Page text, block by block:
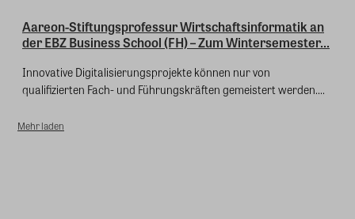
Aareon-Stiftungsprofessur Wirtschaftsinformatik an
der EBZ Business School (FH) – Zum Wintersemester...
Innovative Digitalisierungsprojekte können nur von
qualifizierten Fach- und Führungskräften gemeistert werden....
Mehr laden